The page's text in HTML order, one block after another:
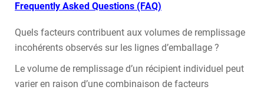
Frequently Asked Questions (FAQ)
Quels facteurs contribuent aux volumes de remplissage
incohérents observés sur les lignes d’emballage ?
Le volume de remplissage d’un récipient individuel peut
varier en raison d’une combinaison de facteurs